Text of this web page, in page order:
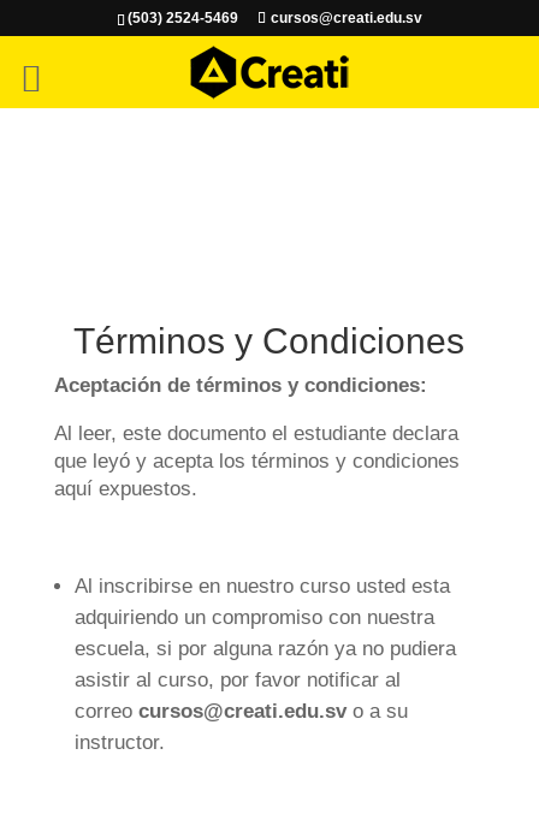
(503) 2524-5469 cursos@creati.edu.sv
Términos y Condiciones
Aceptación de términos y condiciones:
Al leer, este documento el estudiante declara
que leyó y acepta los términos y condiciones
aquí expuestos.
Al inscribirse en nuestro curso usted esta
adquiriendo un compromiso con nuestra
escuela, si por alguna razón ya no pudiera
asistir al curso, por favor notificar al
correo cursos@creati.edu.sv o a su
instructor.